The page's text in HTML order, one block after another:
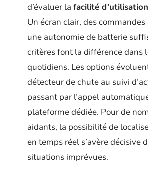
d’évaluer la facilité d’utilisation
Un écran clair, des commandes
une autonomie de batterie
critères font la différence dans
quotidiens. Les options
détecteur de chute au suivi
passant par l’appel
plateforme dédiée. Pour de
aidants, la possibilité de
en temps réel s’avère décisive
situations imprévues.